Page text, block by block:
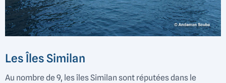
Les Îles Similan
Au nombre de 9, les îles Similan sont réputées dans le